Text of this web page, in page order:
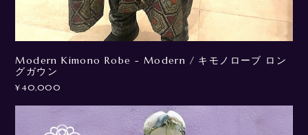
Modern Kimono Robe - Modern / キモノローブ ロン
グガウン
¥40,000